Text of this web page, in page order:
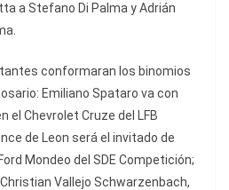
a Stefano Di Palma y Adrián
conformaran los binomios
Emiliano Spataro va con
el Chevrolet Cruze del LFB
de Leon será el invitado de
Mondeo del SDE Competición;
Vallejo Schwarzenbach,